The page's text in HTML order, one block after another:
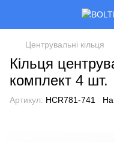
Центрувальні кільця
Кільця
комплект 4 шт.
Артикул: HCR781-741